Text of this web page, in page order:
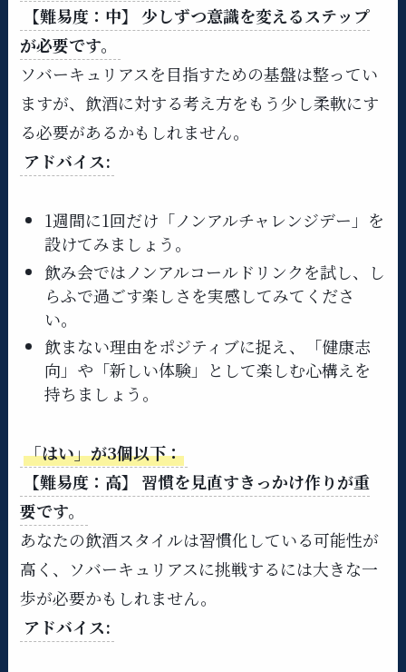
【難易度：中】 少しずつ意識を変えるステップ
が必要です。
ソバーキュリアスを目指すための基盤は整ってい
ますが、飲酒に対する考え方をもう少し柔軟にす
る必要があるかもしれません。
アドバイス:
1週間に1回だけ「ノンアルチャレンジデー」を
設けてみましょう。
飲み会ではノンアルコールドリンクを試し、し
らふで過ごす楽しさを実感してみてくださ
い。
飲まない理由をポジティブに捉え、「健康志
向」や「新しい体験」として楽しむ心構えを
持ちましょう。
「はい」が3個以下：
【難易度：高】 習慣を見直すきっかけ作りが重
要です。
あなたの飲酒スタイルは習慣化している可能性が
高く、ソバーキュリアスに挑戦するには大きな一
歩が必要かもしれません。
アドバイス: